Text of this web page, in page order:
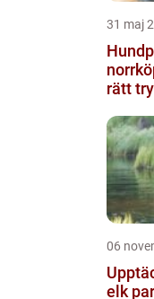
31 maj
norrköping så
rätt
06
elk